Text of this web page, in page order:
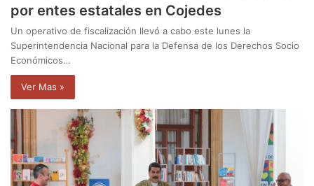
por entes estatales en Cojedes
Un operativo de fiscalización llevó a cabo este lunes la
Superintendencia Nacional para la Defensa de los Derechos Socio
Económicos…
Ver Mas »